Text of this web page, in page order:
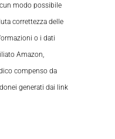
modo possibile
correttezza delle
o i dati
Amazon,
compenso da
generati dai link